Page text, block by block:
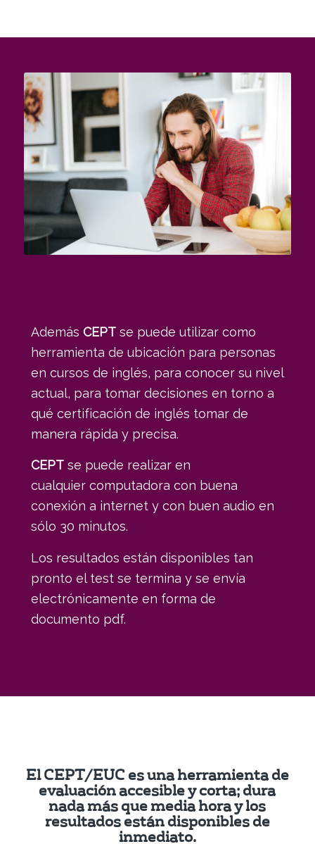
Además CEPTse puede utilizar como
herramienta de ubicación para personas
en cursos de inglés, para conocer su nivel
actual, para tomar decisiones en torno a
qué certificación de inglés tomar de
manera rápida y precisa.
CEPTse puede realizar en
cualquier computadora con buena
conexión a internet y con buen audio en
sólo 30 minutos.
Los resultados están disponibles tan
pronto el test se termina y se envía
electrónicamente en forma de
documento pdf.
El CEPT/EUC es una herramienta de
evaluación accesible y corta; dura
nada más que media hora y los
resultados están disponibles de
inmediato.